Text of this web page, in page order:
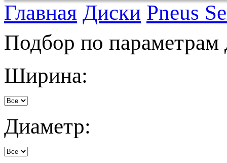
Главная Диски Pneus
Подбор по параметрам
Ширина:
Диаметр: